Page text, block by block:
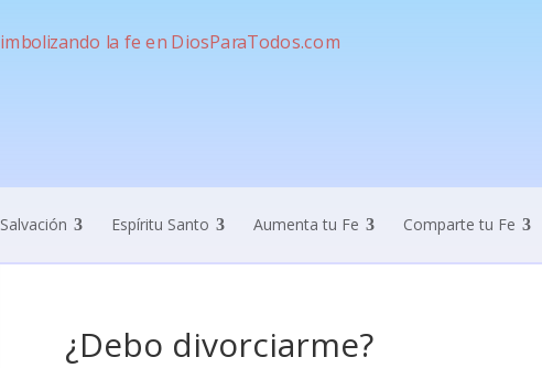
Salvación Espíritu Santo Aumenta tu Fe Comparte tu Fe
¿Debo divorciarme?